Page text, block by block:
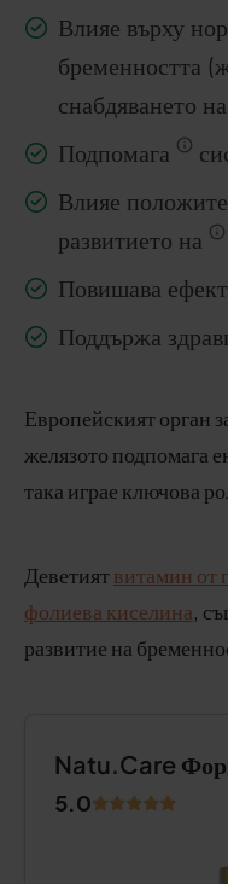
Влияе върху
бременността
снабдяването
Подпомага
Влияе
развитието на
Повишава
Поддържа
Европейският орган
желязото подпомага
така играе ключова
Деветиятвитамин от
фолиева киселина,
развитие на
Natu.Care
5.0